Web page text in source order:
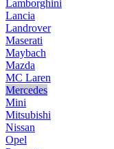
Lamborghini
Lancia
Landrover
Maserati
Maybach
Mazda
MC Laren
Mercedes
Mini
Mitsubishi
Nissan
Opel